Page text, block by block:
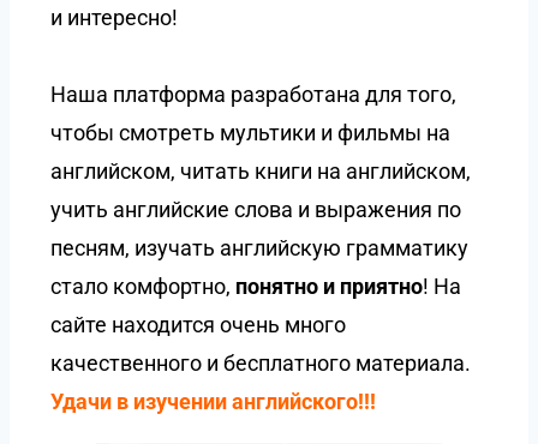
и интересно!
Наша платформа разработана для того,
чтобы смотреть мультики и фильмы на
английском, читать книги на английском,
учить английские слова и выражения по
песням, изучать английскую грамматику
стало комфортно, понятно и приятно! На
сайте находится очень много
качественного и бесплатного материала.
Удачи в изучении английского!!!